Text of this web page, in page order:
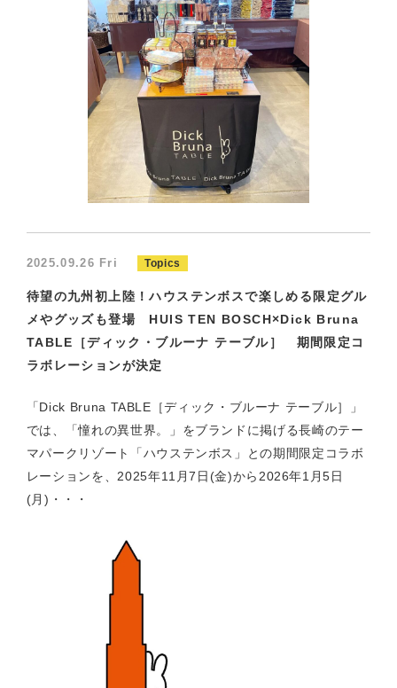
2025.09.26 Fri Topics
待望の九州初上陸！ハウステンボスで楽しめる限定グル
メやグッズも登場 HUIS TEN BOSCH×Dick Bruna
TABLE［ディック・ブルーナ テーブル］ 期間限定コ
ラボレーションが決定
「Dick Bruna TABLE［ディック・ブルーナ テーブル］」
では、「憧れの異世界。」をブランドに掲げる長崎のテー
マパークリゾート「ハウステンボス」との期間限定コラボ
レーションを、2025年11月7日(金)から2026年1月5日
(月)・・・